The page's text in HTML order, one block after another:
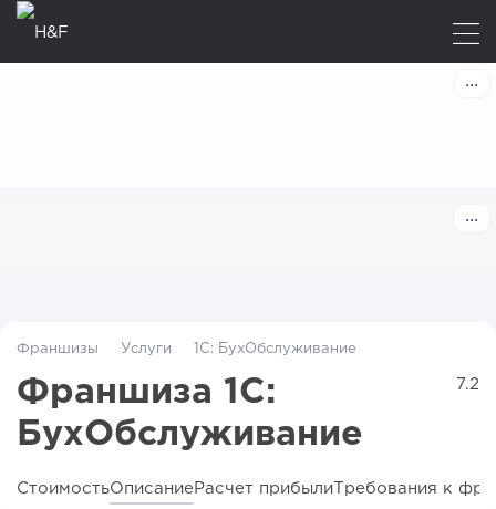
Франшизы Услуги 1C: БухОбслуживание
Франшиза 1C:
БухОбслуживание
7.2
СтоимостьОписание Расчет прибыли Требования к